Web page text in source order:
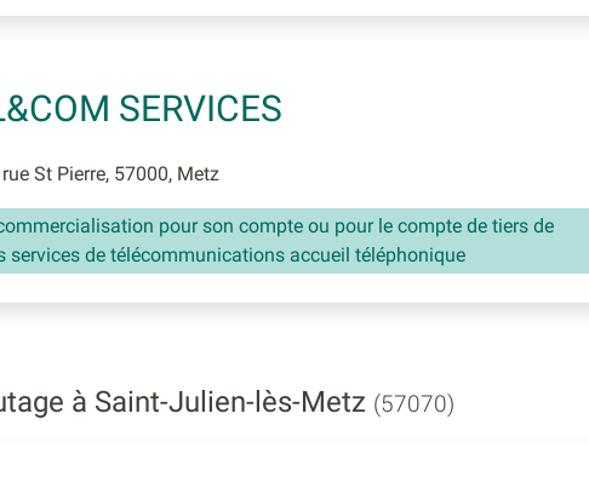
SERVICES
St Pierre, 57000, Metz
pour son compte ou pour le compte de tiers de
services de télécommunications accueil téléphonique
à Saint-Julien-lès-Metz (57070)